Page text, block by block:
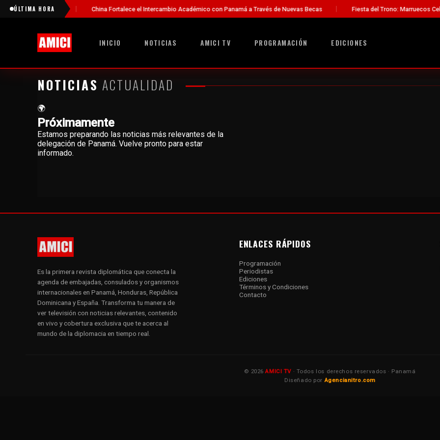
ÚLTIMA HORA
Seth en Panamá China Fortalece el Intercambio Académico con Panamá a Través de Nuevas Becas Fiesta del Trono: Marruecos
INICIO NOTICIAS AMICI TV PROGRAMACIÓN EDICIONES
NOTICIAS ACTUALIDAD
🌍
Próximamente
Estamos preparando las noticias más relevantes de la
delegación de Panamá. Vuelve pronto para estar
informado.
Es la primera revista diplomática que conecta la
agenda de embajadas, consulados y organismos
internacionales en Panamá, Honduras, República
Dominicana y España. Transforma tu manera de
ver televisión con noticias relevantes, contenido
en vivo y cobertura exclusiva que te acerca al
mundo de la diplomacia en tiempo real.
ENLACES RÁPIDOS
Programación
Periodistas
Ediciones
Términos y Condiciones
Contacto
© 2026AMICI TV · Todos los derechos reservados · Panamá
Diseñado porAgencianitro.com